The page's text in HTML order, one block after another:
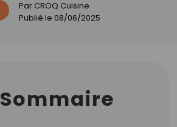
Par CROQ Cuisine
Publié le 08/06/2025
Sommaire